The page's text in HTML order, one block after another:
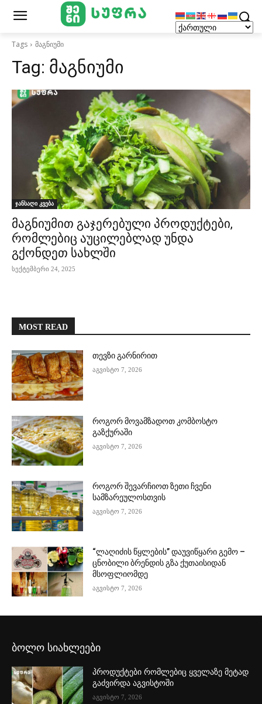
Tags მაგნიუმი
Tag: მაგნიუმი
ჯანსაღი კვება
მაგნიუმით გაჯერებული პროდუქტები,
რომლებიც აუცილებლად უნდა
გქონდეთ სახლში
სექტემბერი 24, 2025
MOST READ
თევზი გარნირით
აგვისტო 7, 2026
როგორ მოვამზადოთ კომბოსტო
გაზქურაში
აგვისტო 7, 2026
როგორ შევარჩიოთ ზეთი ჩვენი
სამზარეულოსთვის
აგვისტო 7, 2026
“ლაღიძის წყლების” დაუვიწყარი გემო –
ცნობილი ბრენდის გზა ქუთაისიდან
მსოფლიომდე
აგვისტო 7, 2026
ბოლო სიახლეები
პროდუქტები რომლებიც ყველაზე მეტად
გაძვირდა აგვისტოში
აგვისტო 7, 2026